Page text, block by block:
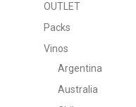
OUTLET
Packs
Vinos
Argentina
Australia